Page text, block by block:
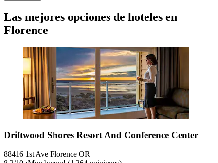
Las mejores opciones de hoteles en
Florence
Driftwood Shores Resort And Conference Center
88416 1st Ave Florence OR